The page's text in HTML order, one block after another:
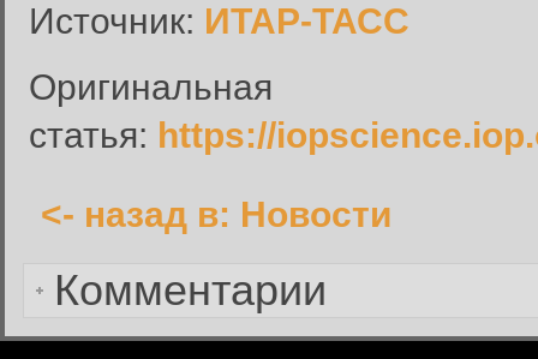
Источник: ИТАР-ТАСС
Оригинальная
статья: https://
<- назад в: Новости
Комментарии
Забыли пароль?